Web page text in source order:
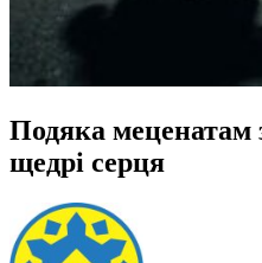
Подяка меценатам
щедрі серця